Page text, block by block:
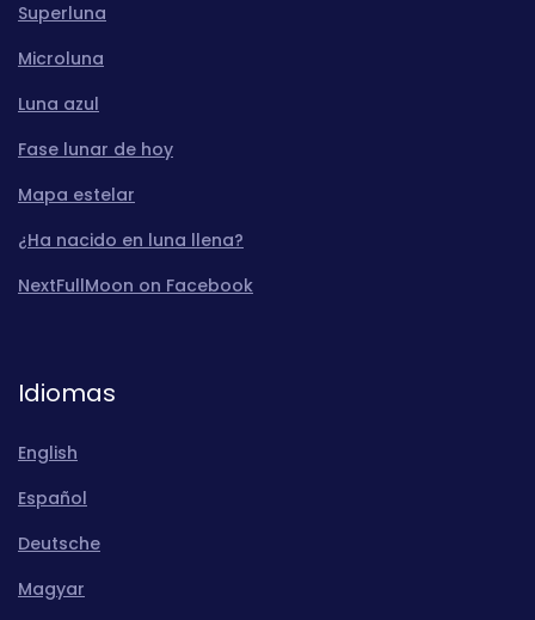
Superluna
Microluna
Luna azul
Fase lunar de hoy
Mapa estelar
¿Ha nacido en luna llena?
NextFullMoon on Facebook
Idiomas
English
Español
Deutsche
Magyar